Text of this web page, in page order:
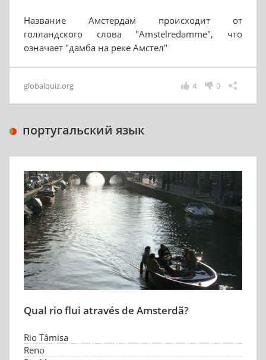
Название Амстердам происходит от
голландского слова "Amstelredamme", что
означает "дамба на реке Амстел"
globalquiz.org 0
4
португальский язык
Qual rio flui através de Amsterdã?
Rio Tâmisa
Reno